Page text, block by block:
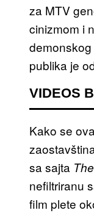
za MTV
cinizmom i
publika je
VIDEOS
Kako se
sa sajta T
nefiltriranu
film plete